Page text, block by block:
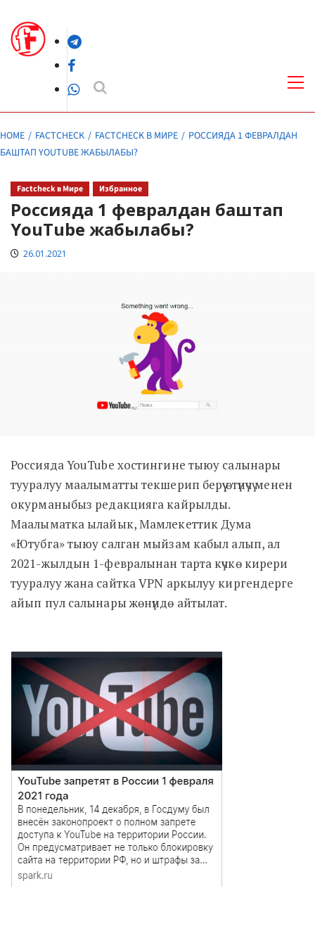
content
Telegram
Facebook
WhatsApp
HOME FACTCHECK FACTCHECK В МИРЕ
РОССИЯДА 1 ФЕВРАЛДАН
БАШТАП YOUTUBE ЖАБЫЛАБЫ?
Factcheck в Мире Избранное
Россияда 1 февралдан баштап
YouTube жабылабы?
26.01.2021
Россияда YouTube хостингине тыюу салынары
тууралуу маалыматты текшерип берүү өтүнүчү менен
окурманыбыз редакцияга кайрылды.
Маалыматка ылайык, Мамлекеттик Дума
«Ютубга» тыюу салган мыйзам кабыл алып, ал
2021-жылдын 1-февралынан тарта күчкө кирери
тууралуу жана сайтка VPN аркылуу киргендерге
айып пул салынары жөнүндө айтылат.